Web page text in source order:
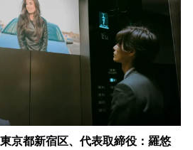
京都新宿区、代表取締役：羅悠